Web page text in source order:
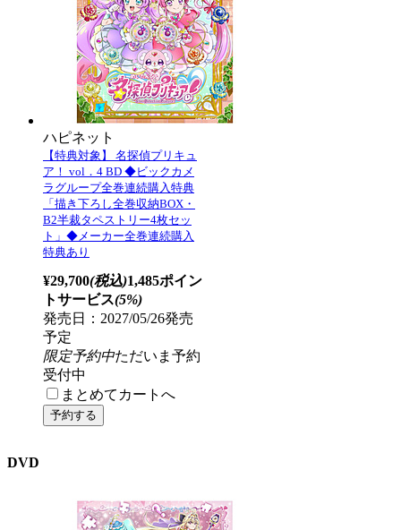
ハピネット
【特典対象】 名探偵プリキュ
ア！ vol．4 BD ◆ビックカメ
ラグループ全巻連続購入特典
「描き下ろし全巻収納BOX・
B2半裁タペストリー4枚セッ
ト」◆メーカー全巻連続購入
特典あり
¥29,700(税込)1,485ポイン
トサービス(5%)
発売日：2027/05/26発売
予定
限定予約中ただいま予約
受付中
まとめてカートへ
DVD